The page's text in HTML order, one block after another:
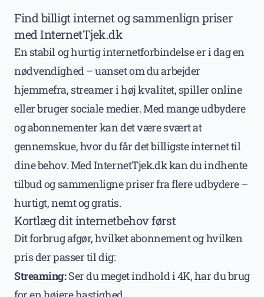
Find billigt internet og sammenlign priser
med InternetTjek.dk
En stabil og hurtig internetforbindelse er i dag en
nødvendighed – uanset om du arbejder
hjemmefra, streamer i høj kvalitet, spiller online
eller bruger sociale medier. Med mange udbydere
og abonnementer kan det være svært at
gennemskue, hvor du får det billigste internet til
dine behov. Med InternetTjek.dk kan du indhente
tilbud og sammenligne priser fra flere udbydere –
hurtigt, nemt og gratis.
Kortlæg dit internetbehov først
Dit forbrug afgør, hvilket abonnement og hvilken
pris der passer til dig:
Streaming:Ser du meget indhold i 4K, har du brug